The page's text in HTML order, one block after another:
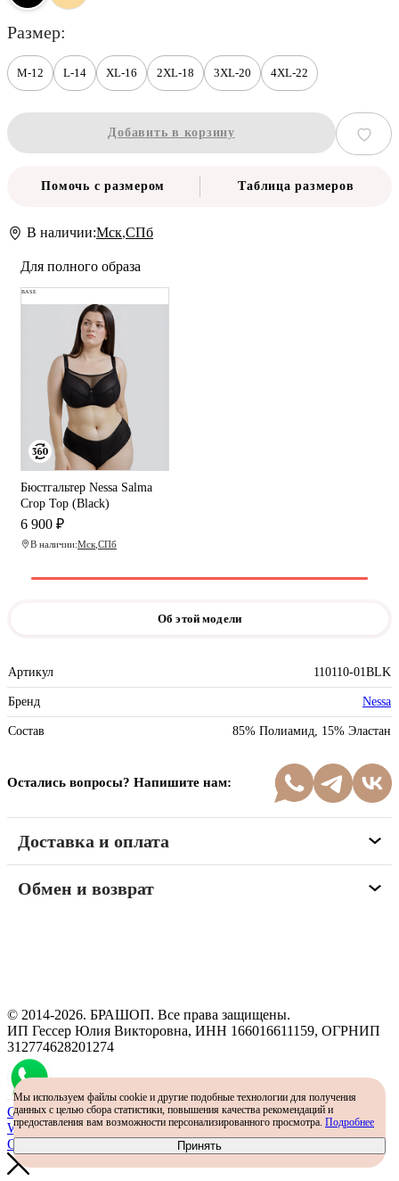
размер
M-12 L-14 XL-16 2XL-18 3XL-20 4XL-22
Добавить в корзину
Помочь с размером Таблица размеров
В наличии:Мск,СПб
Для полного образа
BASE
Бюстгальтер Nessa Salma
Crop Top (Black)
6 900 ₽
В наличии:Мск СПб
Об этой модели
Артикул 110110-01BLK
Бренд Nessa
Состав 85% Полиамид, 15% Эластан
Остались вопросы? Напишите нам:
Доставка и оплата
Обмен и возврат
© 2014-2026. БРАШОП. Все права защищены.
ИП Гессер Юлия Викторовна, ИНН 166016611159, ОГРНИП
312774628201274
Самый простой способ определить размер - консультация в
WhatsApp
Определить размер
Мы используем файлы cookie и другие подобные технологии для получения
данных с целью сбора статистики, повышения качества рекомендаций и
предоставления вам возможности персонализированного просмотра. Подробнее
Принять